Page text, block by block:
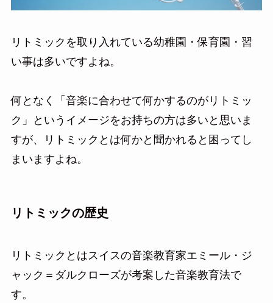
リトミックを取り入れている幼稚園・保育園・習
い事は多いですよね。
何となく「音楽に合わせて何かするのがリトミッ
ク」というイメージをお持ちの方は多いと思いま
すが、リトミックとは何かと聞かれると困ってし
まいますよね。
リトミックの歴史
リトミックとはスイスの音楽教育家エミール・ジ
ャック＝ダルクローズが考案した音楽教育法で
す。